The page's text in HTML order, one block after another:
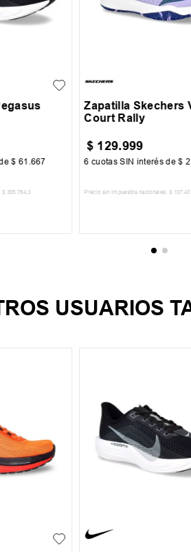
$ 61 .667
$ 305 .784,3
Zapatilla Skechers
Court Rally
$ 129.999
6 cuotas SIN interés de$
Precio sin impuestos nacionales: $ 107 .
USUARIOS